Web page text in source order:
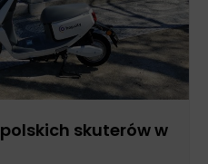
skuterów w